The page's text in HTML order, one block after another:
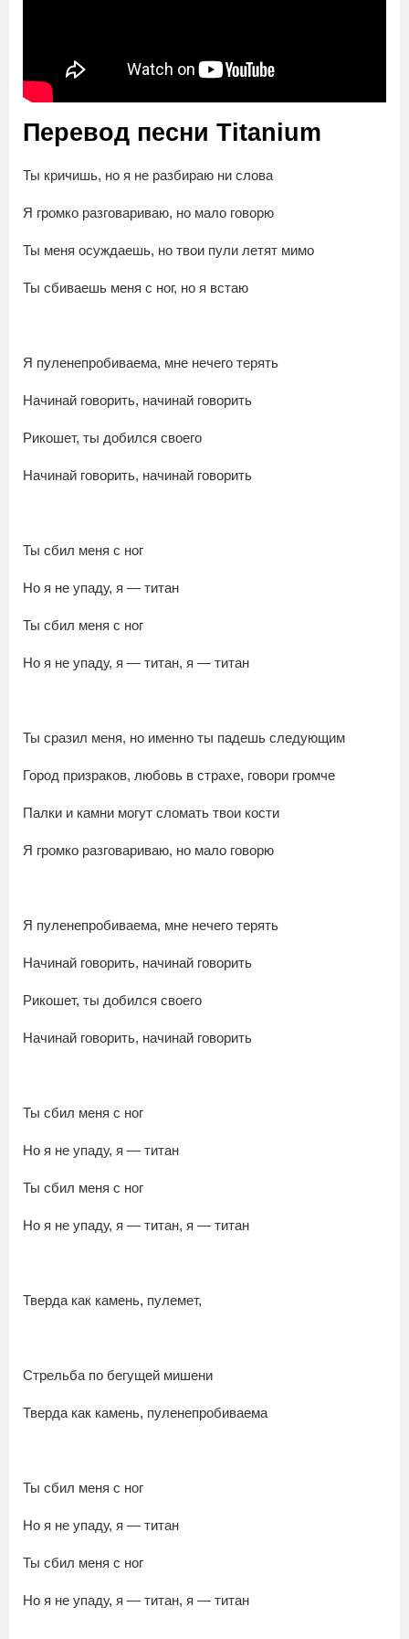
Перевод песни Titanium
Ты кричишь, но я не разбираю ни слова
Я громко разговариваю, но мало говорю
Ты меня осуждаешь, но твои пули летят мимо
Ты сбиваешь меня с ног, но я встаю
Я пуленепробиваема, мне нечего терять
Начинай говорить, начинай говорить
Рикошет, ты добился своего
Начинай говорить, начинай говорить
Ты сбил меня с ног
Но я не упаду, я — титан
Ты сбил меня с ног
Но я не упаду, я — титан, я — титан
Ты сразил меня, но именно ты падешь следующим
Город призраков, любовь в страхе, говори громче
Палки и камни могут сломать твои кости
Я громко разговариваю, но мало говорю
Я пуленепробиваема, мне нечего терять
Начинай говорить, начинай говорить
Рикошет, ты добился своего
Начинай говорить, начинай говорить
Ты сбил меня с ног
Но я не упаду, я — титан
Ты сбил меня с ног
Но я не упаду, я — титан, я — титан
Тверда как камень, пулемет,
Стрельба по бегущей мишени
Тверда как камень, пуленепробиваема
Ты сбил меня с ног
Но я не упаду, я — титан
Ты сбил меня с ног
Но я не упаду, я — титан, я — титан